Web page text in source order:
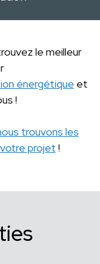
le meilleur
énergétique et
!
trouvons les
projet !